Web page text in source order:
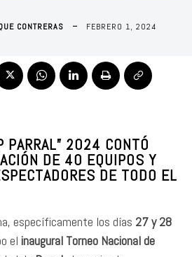
CONTRERAS FEBRERO 1, 2024
PARRAL” 2024 CONTÓ
DE 40 EQUIPOS Y
DE TODO EL
específicamente los días 27 y 28
el inaugural Torneo Nacional de